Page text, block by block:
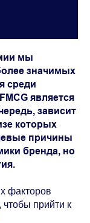
мы
значимых
среди
является
зависит
которых
причины
бренда, но
факторов
чтобы прийти к